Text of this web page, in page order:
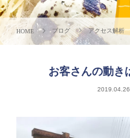
ブログ アクセス解析
お客さんの動き
2019.04.26